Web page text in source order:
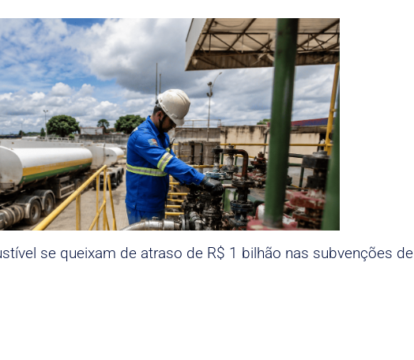
se queixam de atraso de R$ 1 bilhão nas subvenções de